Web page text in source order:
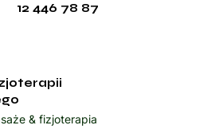
12 446 78 87
& fizjoterapia